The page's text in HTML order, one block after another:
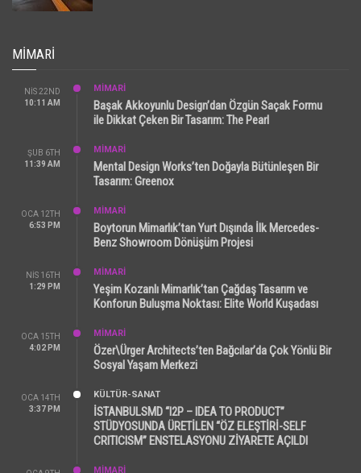
MIMARI
NIS 22ND
10:11 AM
MİMARİ
Başak Akkoyunlu Design’dan Özgün Saçak Formu
ile Dikkat Çeken Bir Tasarım: The Pearl
ŞUB 6TH
11:39 AM
MİMARİ
Mental Design Works’ten Doğayla Bütünleşen Bir
Tasarım: Greenox
OCA 12TH
6:53 PM
MİMARİ
Boytorun Mimarlık’tan Yurt Dışında İlk Mercedes-
Benz Showroom Dönüşüm Projesi
NIS 16TH
1:29 PM
MİMARİ
Yeşim Kozanlı Mimarlık’tan Çağdaş Tasarım ve
Konforun Buluşma Noktası: Elite World Kuşadası
OCA 15TH
4:02 PM
MİMARİ
Özer\Ürger Architects’ten Bağcılar’da Çok Yönlü Bir
Sosyal Yaşam Merkezi
OCA 14TH
3:37 PM
KÜLTÜR-SANAT
İSTANBULSMD “I2P – IDEA TO PRODUCT”
STÜDYOSUNDA ÜRETİLEN “ÖZ ELEŞTİRİ-SELF
CRITICISM” ENSTELASYONU ZİYARETE AÇILDI
MİMARİ